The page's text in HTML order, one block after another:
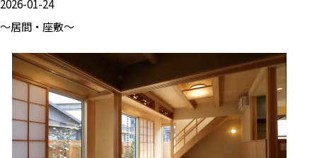
2026-01-24
～居間・座敷～